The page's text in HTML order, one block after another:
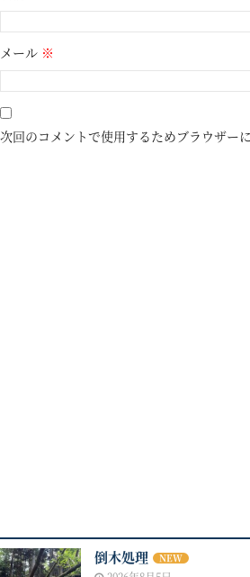
メール ※
次回のコメントで使用するためブラウザー
倒木処理 NEW